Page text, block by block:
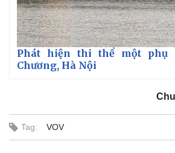
Phát hiện thi thể một phụ
Chương, Hà Nội
Tag: VOV